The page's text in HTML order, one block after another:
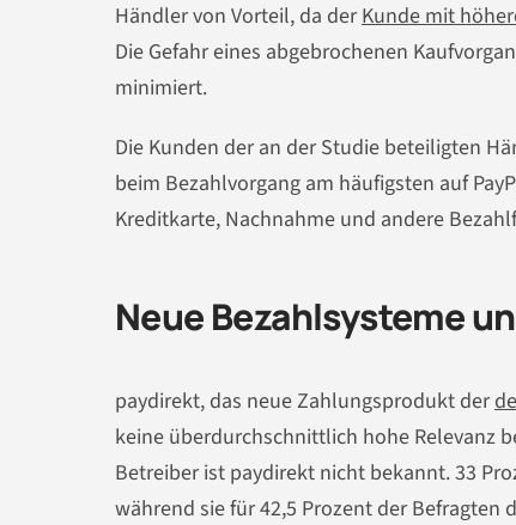
Händler von Vorteil, da derKunde mit
Die Gefahr eines abgebrochenen
minimiert.
Die Kunden der an der Studie beteiligten
beim Bezahlvorgang am häufigsten auf
Kreditkarte, Nachnahme und andere
Neue Bezahlsysteme
paydirekt, das neue Zahlungsprodukt der
keine überdurchschnittlich hohe Relevanz
Betreiber ist paydirekt nicht bekannt. 33
während sie für 42,5 Prozent der Befragten